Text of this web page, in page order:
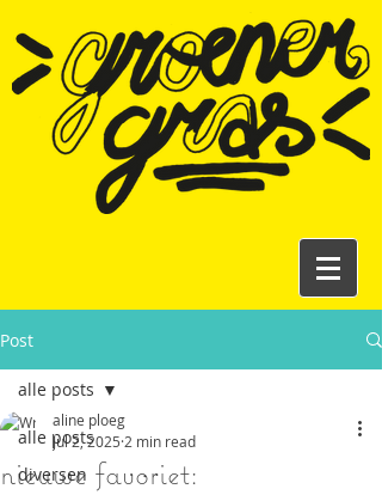
Post
alle posts
diversen
alle posts
nieuwe favoriet:
aline ploeg
Jul 2, 2025 2 min read